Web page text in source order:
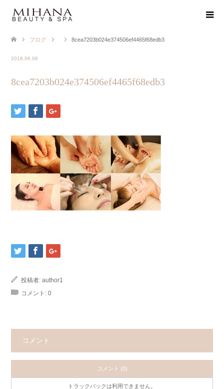
ブログ 8cea7203b024e374506ef4465f68edb3
2018.06.08
8cea7203b024e374506ef4465f68edb3
投稿者: author1
コメント: 0
コメント
コメント (0)
トラックバックは利用できません。